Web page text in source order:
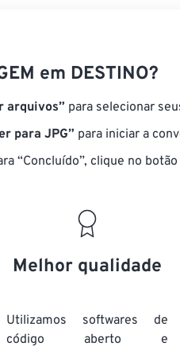
em DESTINO?
arquivos” para selecionar
para JPG” para iniciar a
“Concluído”, clique no botão
Melhor qualidade
Utilizamos softwares de
código aberto e